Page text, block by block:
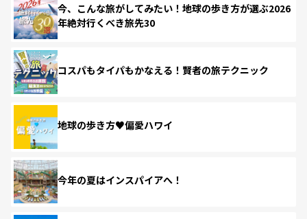
今、こんな旅がしてみたい！地球の歩き方が選ぶ2026
年絶対行くべき旅先30
コスパもタイパもかなえる！賢者の旅テクニック
地球の歩き方♥偏愛ハワイ
今年の夏はインスパイアへ！